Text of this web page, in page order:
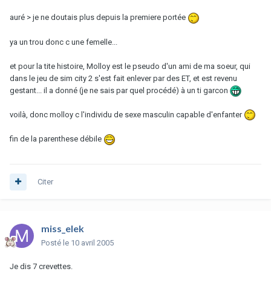
auré > je ne doutais plus depuis la premiere portée
ya un trou donc c une femelle...
et pour la tite histoire, Molloy est le pseudo d'un ami de ma soeur, qui
dans le jeu de sim city 2 s'est fait enlever par des ET, et est revenu
gestant... il a donné (je ne sais par quel procédé) à un ti garcon
voilà, donc molloy c l'individu de sexe masculin capable d'enfanter
fin de la parenthese débile
Citer
miss_elek
Posté le 10 avril 2005
Je dis 7 crevettes.